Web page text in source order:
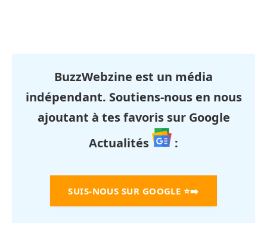
BuzzWebzine est un média
indépendant. Soutiens-nous en nous
ajoutant à tes favoris sur Google
Actualités
:
SUIS-NOUS SUR GOOGLE ⭐➡️